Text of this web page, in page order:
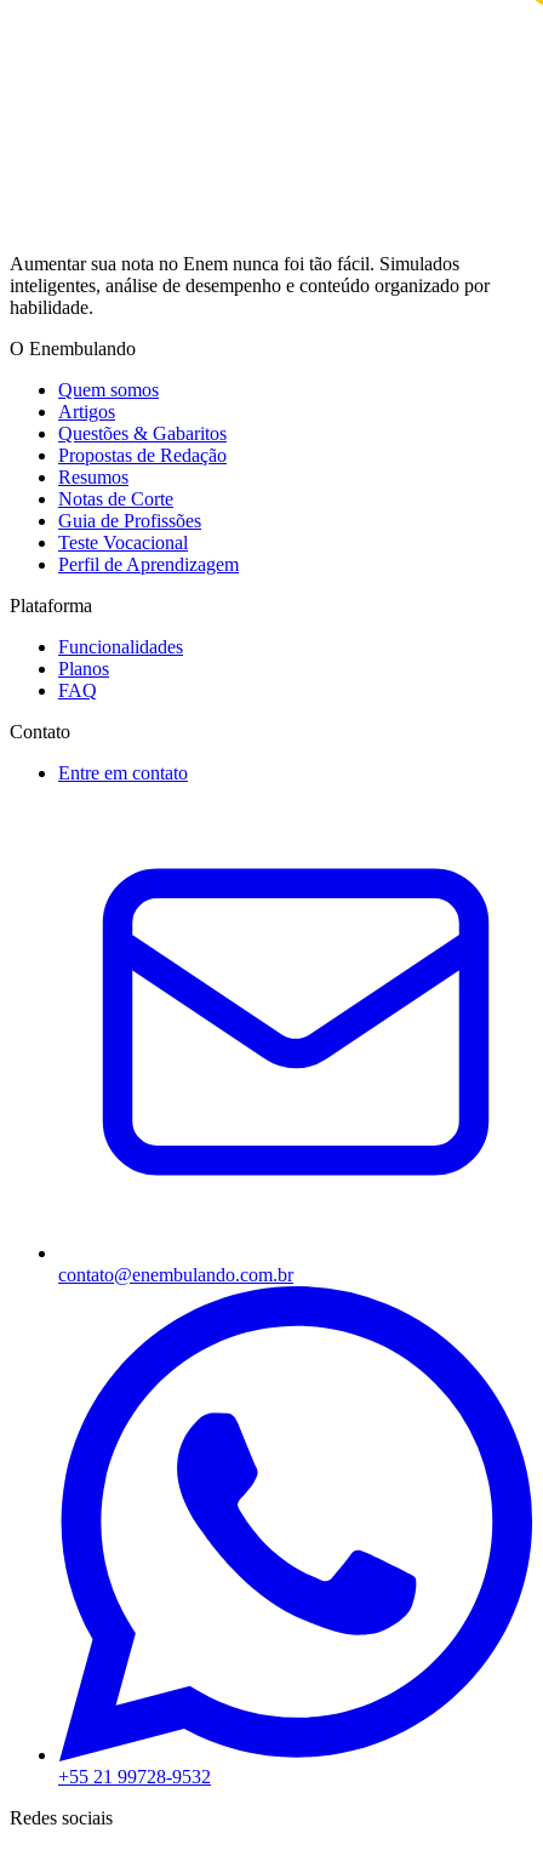
Aumentar sua nota no Enem nunca foi tão fácil. Simulados
inteligentes, análise de desempenho e conteúdo organizado por
habilidade.
O Enembulando
Quem somos
Artigos
Questões & Gabaritos
Propostas de Redação
Resumos
Notas de Corte
Guia de Profissões
Teste Vocacional
Perfil de Aprendizagem
Plataforma
Funcionalidades
Planos
FAQ
Contato
Entre em contato
contato@enembulando.com.br
+55 21 99728-9532
Redes sociais